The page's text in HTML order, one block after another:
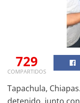
729
COMPARTIDOS
Tapachula,